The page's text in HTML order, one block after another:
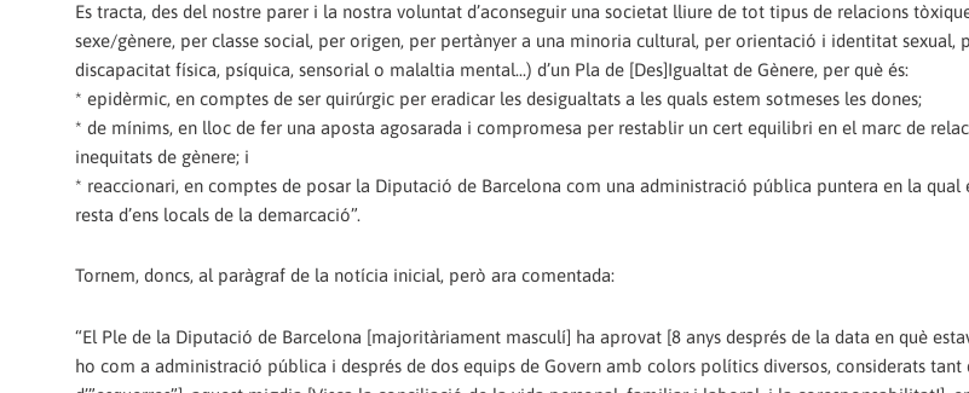
Es tracta, des del nostre parer i la nostra voluntat d’aconseguir una societat lliure de tot tipus de relacions
sexe/gènere, per classe social, per origen, per pertànyer a una minoria cultural, per orientació i identitat sexual,
discapacitat física, psíquica, sensorial o malaltia mental...) d’un Pla de [Des]Igualtat de Gènere, per què és:
* epidèrmic, en comptes de ser quirúrgic per eradicar les desigualtats a les quals estem sotmeses les dones;
* de mínims, en lloc de fer una aposta agosarada i compromesa per restablir un cert equilibri en el marc de
inequitats de gènere; i
* reaccionari, en comptes de posar la Diputació de Barcelona com una administració pública puntera en la qual
resta d’ens locals de la demarcació”.
Tornem, doncs, al paràgraf de la notícia inicial, però ara comentada:
“El Ple de la Diputació de Barcelona [majoritàriament masculí] ha aprovat [8 anys després de la data en què
ho com a administració pública i després de dos equips de Govern amb colors polítics diversos, considerats tant